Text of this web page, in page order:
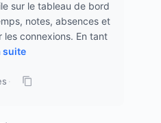
sur le tableau de bord
notes, absences et
connexions. En tant
suite
·